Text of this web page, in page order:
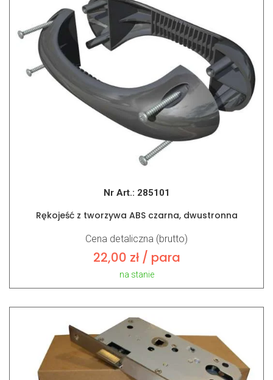
Nr Art.: 285101
Rękojeść z tworzywa ABS czarna, dwustronna
Cena detaliczna (brutto)
22,00 zł/ para
na stanie